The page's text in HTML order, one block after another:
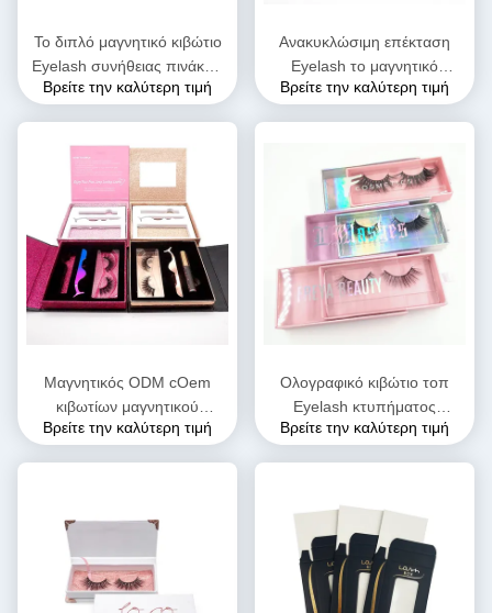
Το διπλό μαγνητικό κιβώτιο
Eyelash συνήθειας πινάκων
που συσκευάζει το φλάουτο
Βρείτε την καλύτερη τιμή
Ανακυκλώσιμη επέκταση
Eyelash το μαγνητικό
άκαμπτο UV κιβωτίων
Βρείτε την καλύτερη τιμή
Μαγνητικός ODM cOem
κιβωτίων μαγνητικού
διπλώματος
Βρείτε την καλύτερη τιμή
Ολογραφικό κιβώτιο τοπ
Eyelash κτυπήματος
εγγράφου μαγνητικό με τη
Βρείτε την καλύτερη τιμή